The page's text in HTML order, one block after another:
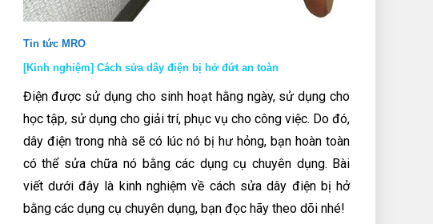
Tin tức MRO
[Kinh nghiệm] Cách sửa dây điện bị hở đứt an toàn
Điện được sử dụng cho sinh hoạt hằng ngày, sử dụng cho
học tập, sử dụng cho giải trí, phục vụ cho công việc. Do đó,
dây điện trong nhà sẽ có lúc nó bị hư hỏng, bạn hoàn toàn
có thể sửa chữa nó bằng các dụng cụ chuyên dụng. Bài
viết dưới đây là kinh nghiệm về cách sửa dây điện bị hở
bằng các dụng cụ chuyên dụng, bạn đọc hãy theo dõi nhé!